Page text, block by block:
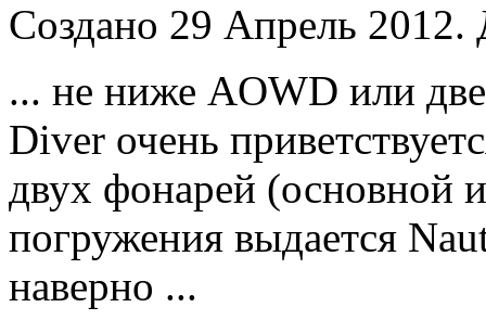
Создано 29 Апрель 2012.
... не ниже AOWD или
Diver очень
двух фонарей (основной
погружения выдается
наверно ...